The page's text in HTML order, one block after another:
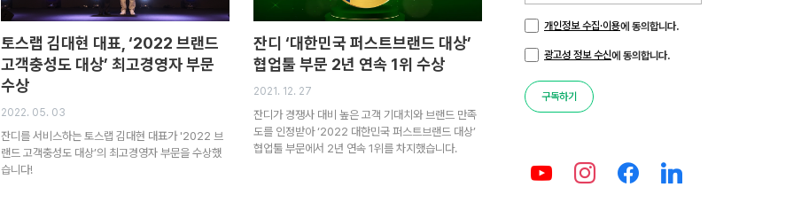
토스랩 김대현 대표, ‘2022 브랜드
고객충성도 대상’ 최고경영자 부문
수상
2022. 05. 03
잔디를 서비스하는 토스랩 김대현 대표가 '2022 브
랜드 고객충성도 대상’의 최고경영자 부문을 수상했
습니다!
잔디 ‘대한민국 퍼스트브랜드 대상’
협업툴 부문 2년 연속 1위 수상
2021. 12. 27
잔디가 경쟁사 대비 높은 고객 기대치와 브랜드 만족
도를 인정받아 ‘2022 대한민국 퍼스트브랜드 대상’
협업툴 부문에서 2년 연속 1위를 차지했습니다.
개인정보 수집·이용에 동의합니다.
광고성 정보 수신에 동의합니다.
구독하기